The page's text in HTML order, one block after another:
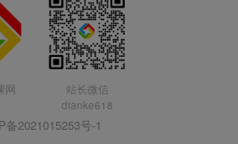
网
站长微信
dianke618
备2021015253号-1